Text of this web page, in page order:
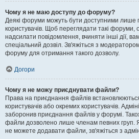
Чому я не маю доступу до форуму?
Деякі форуми можуть бути доступними лише
користувачів. Щоб переглядати такі форуми,
надсилати повідомлення, вчиняти інші дії,
спеціальний дозвіл. Зв'яжіться з
форуму для отримання такого дозволу.
Догори
Чому я не можу приєднувати файли?
Права на приєднання файлів
користувачів або окремих користувачів.
заборонив приєднання файлів у форумі.
файли дозволено лише членам певних груп.
не можете додавати файли, зв'яжіться з